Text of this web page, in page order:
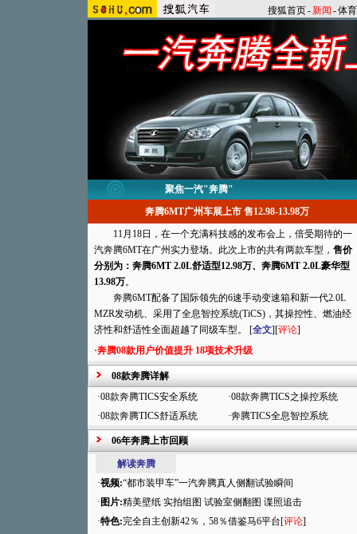
搜狐首页-新闻 -体育
聚焦一汽"奔腾"
奔腾6MT广州车展上市 售12.98-13.98万
11月18日，在一个充满科技感的发布会上，倍受期待的一
汽奔腾6MT在广州实力登场。此次上市的共有两款车型， 售价
分别为：奔腾6MT 2.0L舒适型12.98万、奔腾6MT 2.0L豪华型
13.98万。
奔腾6MT配备了国际领先的6速手动变速箱和新一代2.0L
MZR发动机、采用了全息智控系统(TiCS)，其操控性、燃油经
济性和舒适性全面超越了同级车型。 [全文][评论]
·奔腾08款用户价值提升 18项技术升级
08款奔腾详解
·08款奔腾TICS安全系统 ·08款奔腾TICS之操控系统
·08款奔腾TICS舒适系统 ·奔腾TICS全息智控系统
06年奔腾上市回顾
解读奔腾
·视频:“都市装甲车”一汽奔腾真人侧翻试验瞬间
· 图片:精美壁纸 实拍组图 试验室侧翻图 谍照追击
·特色:完全自主创新42％，58％借鉴马6平台[评论]